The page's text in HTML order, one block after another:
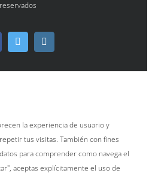
reservados
Twitter
la experiencia de usuario y
tus visitas. También con fines
para comprender como navega el
aceptas explícitamente el uso de